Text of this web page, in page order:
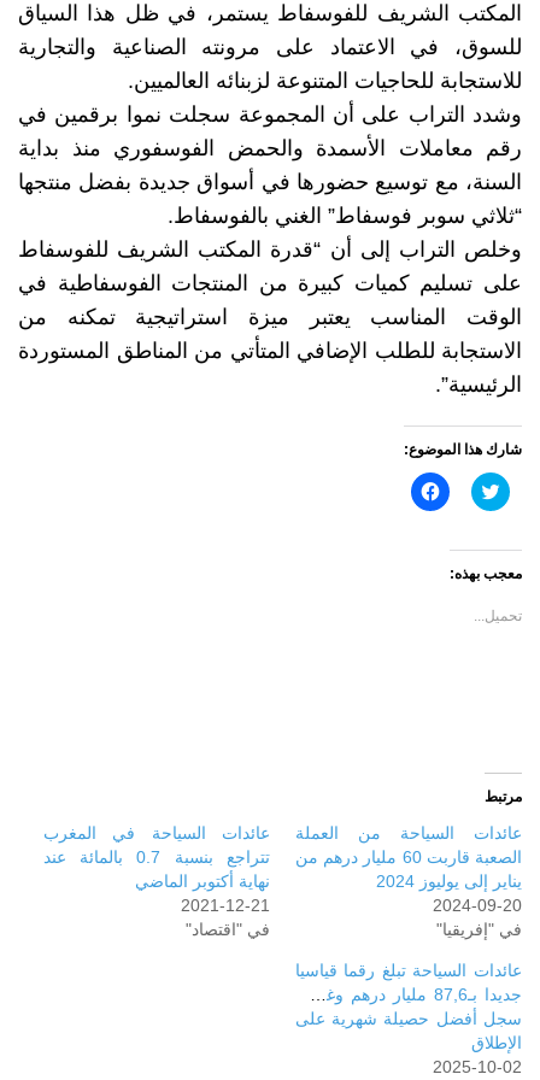
المكتب الشريف للفوسفاط يستمر، في ظل هذا السياق
للسوق، في الاعتماد على مرونته الصناعية والتجارية
للاستجابة للحاجيات المتنوعة لزبنائه العالميين.
وشدد التراب على أن المجموعة سجلت نموا برقمين في
رقم معاملات الأسمدة والحمض الفوسفوري منذ بداية
السنة، مع توسيع حضورها في أسواق جديدة بفضل منتجها
“ثلاثي سوبر فوسفاط” الغني بالفوسفاط.
وخلص التراب إلى أن “قدرة المكتب الشريف للفوسفاط
على تسليم كميات كبيرة من المنتجات الفوسفاطية في
الوقت المناسب يعتبر ميزة استراتيجية تمكنه من
الاستجابة للطلب الإضافي المتأتي من المناطق المستوردة
الرئيسية”.
شارك هذا الموضوع:
اضغط
للمشاركة
(فتح
في
نافذة
انقر
للمشاركة
معجب بهذه:
تحميل...
مرتبط
عائدات السياحة من العملة
الصعبة قاربت 60 مليار درهم من
يناير إلى يوليوز 2024
2024-09-20
في "إفريقيا"
عائدات السياحة في المغرب
تتراجع بنسبة 0.7 بالمائة عند
نهاية أكتوبر الماضي
2021-12-21
في "اقتصاد"
عائدات السياحة تبلغ رقما قياسيا
جديدا بـ87,6 مليار درهم وغشت
سجل أفضل حصيلة شهرية على
الإطلاق
2025-10-02